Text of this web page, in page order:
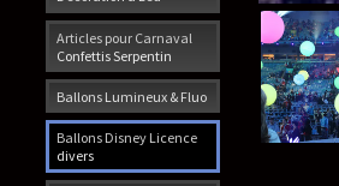
Articles pour Carnaval
Confettis Serpentin
Ballons Lumineux & Fluo
Ballons Disney Licence
divers